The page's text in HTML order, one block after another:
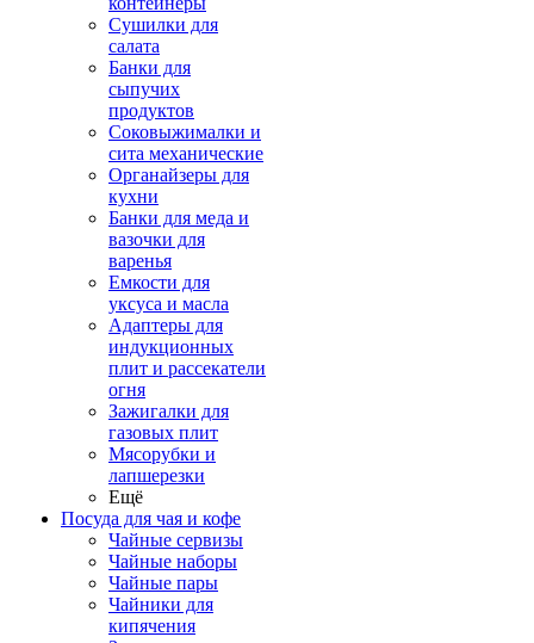
Сушилки для
салата
Банки для
сыпучих
продуктов
Соковыжималки и
сита механические
Органайзеры для
кухни
Банки для меда и
вазочки для
варенья
Емкости для
уксуса и масла
Адаптеры для
индукционных
плит и рассекатели
огня
Зажигалки для
газовых плит
Мясорубки и
лапшерезки
Ещё
Посуда для чая и кофе
Чайные сервизы
Чайные наборы
Чайные пары
Чайники для
кипячения